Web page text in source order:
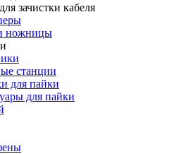
зачистки кабеля
ножницы
станции
для пайки
для пайки